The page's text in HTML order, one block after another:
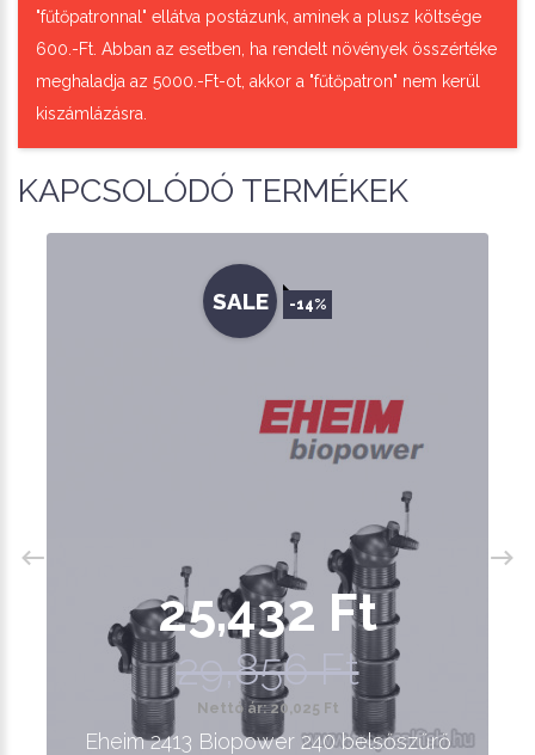
"fűtőpatronnal" ellátva postázunk, aminek a plusz költsége
600.-Ft. Abban az esetben, ha rendelt növények összértéke
meghaladja az 5000.-Ft-ot, akkor a "fűtőpatron" nem kerül
kiszámlázásra.
KAPCSOLÓDÓ TERMÉKEK
SALE -14%
25,432 Ft
29,856 Ft
Nettó ár: 20,025 Ft
Eheim 2413 Biopower 240 belsőszűrő